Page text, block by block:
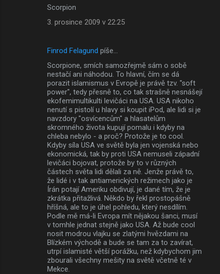
Scorpion
3. prosince 2009 v 22:25
Finrod Felagund píše…
Scorpione, smích samozřejmě sám o sobě
nestačí ani náhodou. To hlavní, čím se dá
porazit islamismus v Evropě je právě tzv. "soft
power", tedy přesně to, co tak strašně nesnášejí
ekofemimultikulti levičáci na USA. USA nikoho
nenutí s pistolí u hlavy si koupit iPod, ale lidi si je
navzdory "osvícencům" a hlasatelům
skromného života kupují pomalu i kdyby na
chleba nebylo - a proč? Protože je to cool.
Kdyby síla USA ve světě byla jen vojenská nebo
ekonomická, tak by proti USA nemuseli západní
levičáci bojovat, protože by to v různých
částech světa lidi dělali za ně. Jenže právě to,
že lidé i v tak antiamerických režimech jako je
Írán potají Ameriku obdivují, je dané tím, že je
zkrátka přitažlivá. Někdo by řekl prostopášně
hříšná, ale to je úhel pohledu, který nesdílím.
Podle mě má-li Evropa mít nějakou šanci, musí
v tomhle jednat stejně jako USA. Až bude cool
nosit modrou vlajku se zlatými hvězdami na
Blízkém východě a bude se tam za to zavírat,
utrpí islamisté větší porážku, než kdybychom jim
zbourali všechny mešity na světě včetně té v
Mekce.